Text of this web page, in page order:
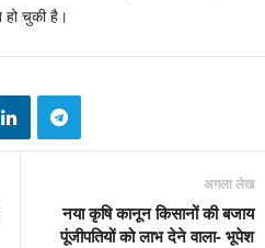
चुकी है।
अगला लेख
नया कृषि कानून किसानों की बजाय
पूंजीपतियों को लाभ देने वाला- भूपेश